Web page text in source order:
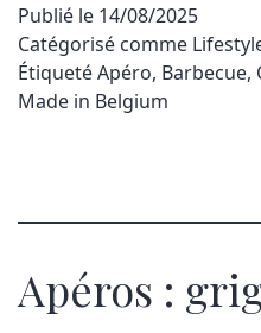
Publié le 14/08/2025
Catégorisé comme
ÉtiquetéApéro, Barbecue,
Made in Belgium
Apéros :